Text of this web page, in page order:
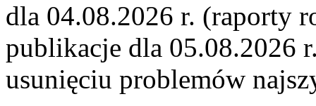
dla 04.08.2026 r. (raporty
publikacje dla 05.08.2026
usunięciu problemów